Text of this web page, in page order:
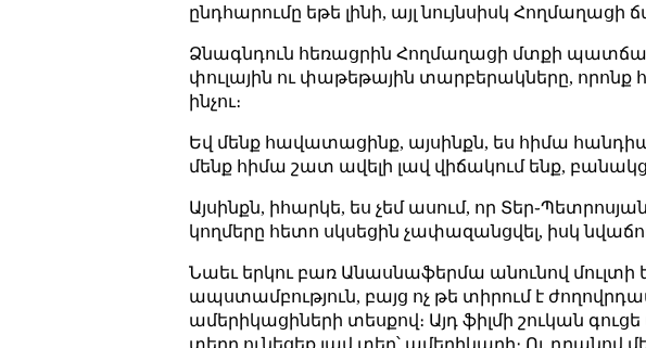
ընդհարումը եթե լինի, այլ նույնսիսկ
Ձնագնդուն հեռացրին Հողմաղացի մտքի
փուլային ու փաթեթային տարբերակները, որոնք
ինչու։
Եվ մենք հավատացինք, այսինքն, ես հիմա
մենք հիմա շատ ավելի լավ վիճակում ենք,
Այսինքն, իհարկե, ես չեմ ասում, որ
կողմերը հետո սկսեցին չափազանցվել, իսկ
Նաեւ երկու բառ Անասնաֆերմա անունով մուլտի
ապստամբություն, բայց ոչ թե տիրում է
ամերիկացիների տեսքով։ Այդ ֆիլմի շուկան